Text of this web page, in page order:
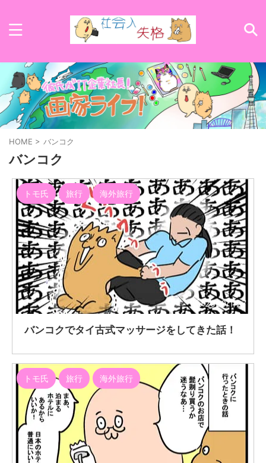
HOME > バンコク
バンコク
2020/1/27
トモ氏 旅行 海外旅行
バンコクでタイ古式マッサージをしてきた話！
トモ氏 旅行 海外旅行